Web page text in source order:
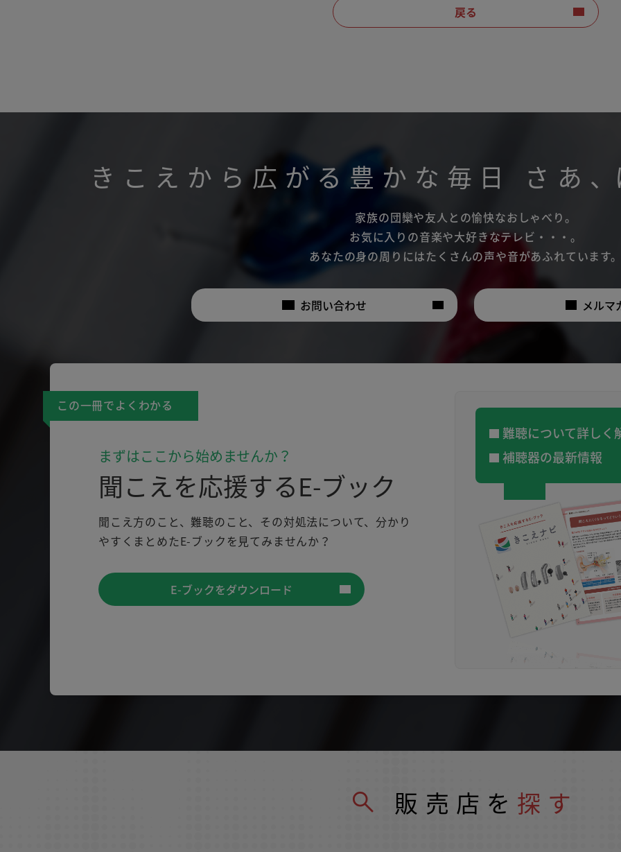
戻る
きこえから広がる豊かな毎日 さあ 、
家族の団欒や友人との愉快なおしゃべり。
お気に入りの音楽や大好きなテレビ・・・。
あなたの身の周りにはたくさんの声や音があふれています
お問い合わせ メルマ
この一冊でよくわかる
まずはここから始めませんか？
聞こえを応援するE-ブック
聞こえ方のこと、難聴のこと、その対処法について、分かり
やすくまとめたE-ブックを見てみませんか？
E-ブックをダウンロード
難聴について詳しく
補聴器の最新情報
販売店を 探す